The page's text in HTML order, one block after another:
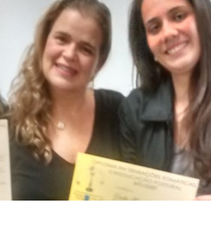
Toxina
Botulínica
Pediasuit
Esporte-
terapia
Odontologia
Cinoterapia
Triagem
Auditiva
Neonatal